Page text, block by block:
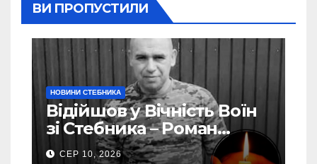
ВИ ПРОПУСТИЛИ
НОВИНИ СТЕБНИКА
Відійшов у Вічність Воїн
зі Стебника – Роман
Кучера
СЕР 10, 2026